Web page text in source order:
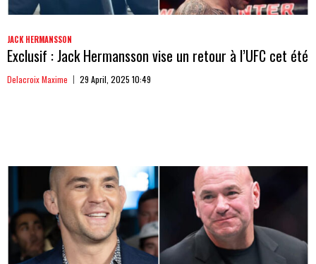
JACK HERMANSSON
Exclusif : Jack Hermansson vise un retour à l’UFC cet été
Delacroix Maxime 29 April, 2025 10:49